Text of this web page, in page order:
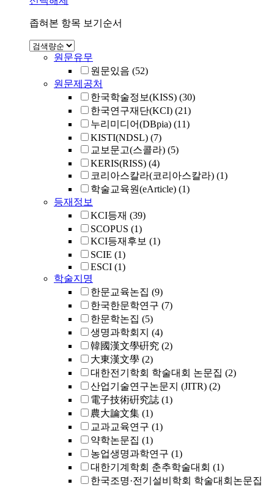
좁혀본 항목 보기순서
원문유무
원문있음 (52)
원문제공처
한국학술정보(KISS) (30)
한국연구재단(KCI) (21)
누리미디어(DBpia) (11)
KISTI(NDSL) (7)
교보문고(스콜라) (5)
KERIS(RISS) (4)
코리아스칼라(코리아스칼라) (1)
학술교육원(eArticle) (1)
등재정보
KCI등재 (39)
SCOPUS (1)
KCI등재후보 (1)
SCIE (1)
ESCI (1)
학술지명
한문교육논집 (9)
한국한문학연구 (7)
한문학논집 (5)
생명과학회지 (4)
韓國漢文學硏究 (2)
大東漢文學 (2)
대한전기학회 학술대회 논문집 (2)
산업기술연구논문지 (JITR) (2)
電子技術硏究誌 (1)
農大論文集 (1)
교과교육연구 (1)
약학논문집 (1)
농업생명과학연구 (1)
대한기계학회 춘추학술대회 (1)
한국조명·전기설비학회 학술대회논문집